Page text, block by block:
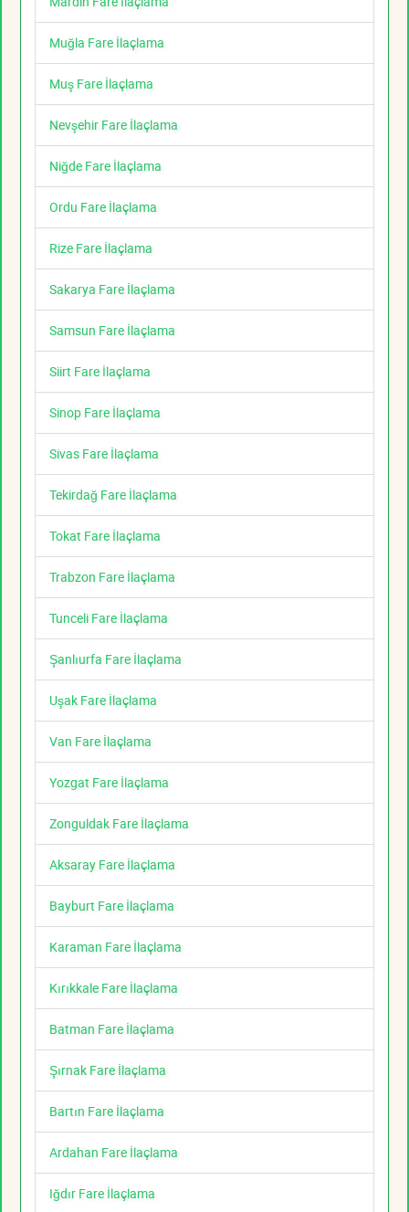
Muğla Fare İlaçlama
Muş Fare İlaçlama
Nevşehir Fare İlaçlama
Niğde Fare İlaçlama
Ordu Fare İlaçlama
Rize Fare İlaçlama
Sakarya Fare İlaçlama
Samsun Fare İlaçlama
Siirt Fare İlaçlama
Sinop Fare İlaçlama
Sivas Fare İlaçlama
Tekirdağ Fare İlaçlama
Tokat Fare İlaçlama
Trabzon Fare İlaçlama
Tunceli Fare İlaçlama
Şanlıurfa Fare İlaçlama
Uşak Fare İlaçlama
Van Fare İlaçlama
Yozgat Fare İlaçlama
Zonguldak Fare İlaçlama
Aksaray Fare İlaçlama
Bayburt Fare İlaçlama
Karaman Fare İlaçlama
Kırıkkale Fare İlaçlama
Batman Fare İlaçlama
Şırnak Fare İlaçlama
Bartın Fare İlaçlama
Ardahan Fare İlaçlama
Iğdır Fare İlaçlama